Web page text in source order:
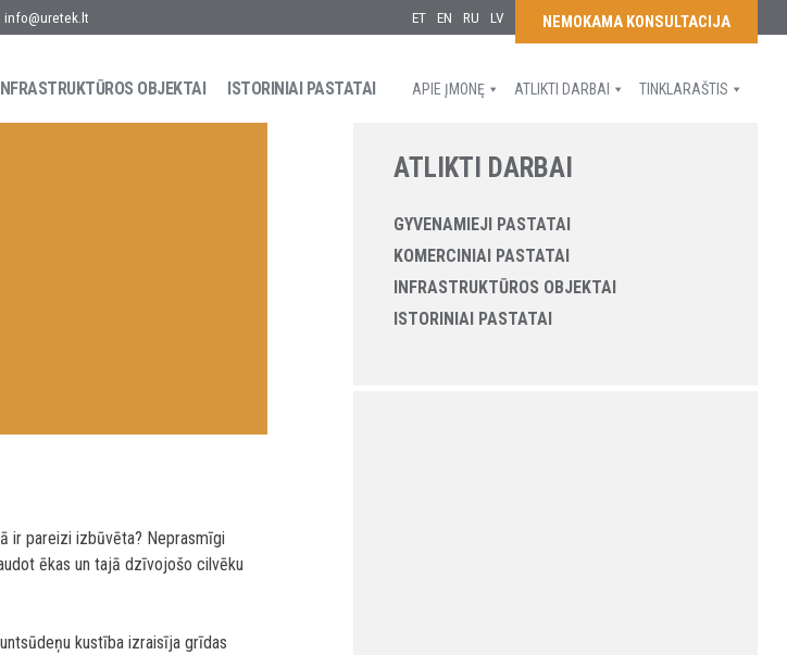
info@uretek.lt ET EN RU LV NEMOKAMA KONSULTACIJA
INFRASTRUKTŪROS OBJEKTAI ISTORINIAI PASTATAI APIE ĮMONĘ ATLIKTI DARBAI TINKLARAŠTIS
ir pareizi izbūvēta? Neprasmīgi
ēkas un tajā dzīvojošo cilvēku
kustība izraisīja grīdas
ATLIKTI DARBAI
GYVENAMIEJI PASTATAI
KOMERCINIAI PASTATAI
INFRASTRUKTŪROS OBJEKTAI
ISTORINIAI PASTATAI